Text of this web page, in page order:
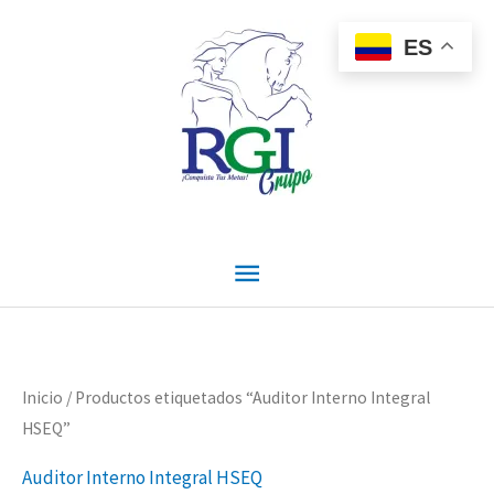
Menú
principal
Inicio / Productos etiquetados “Auditor Interno Integral
HSEQ”
Auditor Interno Integral HSEQ
Ordenado
por
a
bajo
ES